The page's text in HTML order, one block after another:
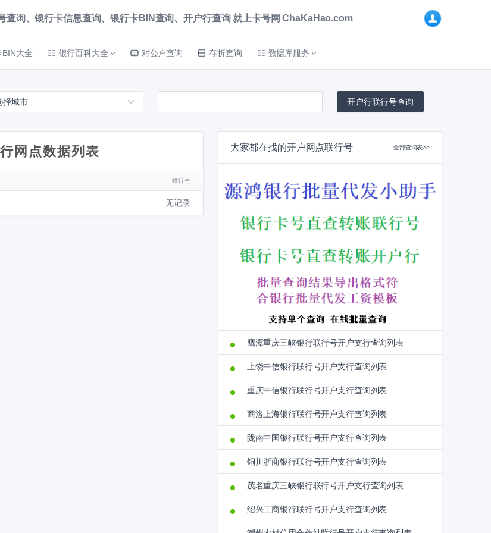
查询、银行卡信息查询、银行卡BIN查询、开户行查询 就上卡号网 ChaKaHao.com
BIN大全 银行百科大全 对公户查询 存折查询 数据库服务
网点数据列表
联行号
无记录
大家都在找的开户网点联行号 全部查询表>>
鹰潭重庆三峡银行联行号开户支行查询列表
上饶中信银行联行号开户支行查询列表
重庆中信银行联行号开户支行查询列表
商洛上海银行联行号开户支行查询列表
陇南中国银行联行号开户支行查询列表
铜川浙商银行联行号开户支行查询列表
茂名重庆三峡银行联行号开户支行查询列表
绍兴工商银行联行号开户支行查询列表